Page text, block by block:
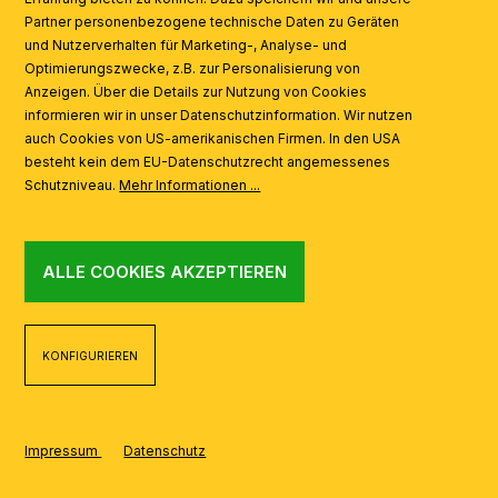
AI
Partner personenbezogene technische Daten zu Geräten
und Nutzerverhalten für Marketing-, Analyse- und
Optimierungszwecke, z.B. zur Personalisierung von
Anzeigen. Über die Details zur Nutzung von Cookies
informieren wir in unser Datenschutzinformation. Wir nutzen
auch Cookies von US-amerikanischen Firmen. In den USA
besteht kein dem EU-Datenschutzrecht angemessenes
Schutzniveau.Mehr Informationen ...
ALLE COOKIES AKZEPTIEREN
KONFIGURIEREN
Impressum Datenschutz